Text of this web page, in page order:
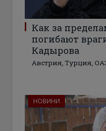
Как за
погибают
Кадырова
Австрия, Турция,
НОВИНИ